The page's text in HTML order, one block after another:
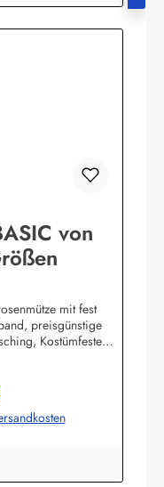
von
mit fest
preisgünstige
Kostümfeste